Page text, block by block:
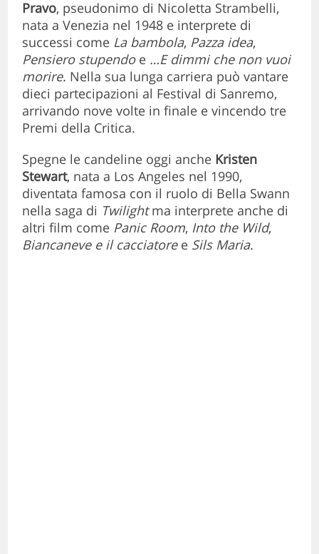
Pravo, pseudonimo di Nicoletta Strambelli,
nata a Venezia nel 1948 e interprete di
successi come La bambola, Pazza idea,
Pensiero stupendoe …E dimmi che non vuoi
morire. Nella sua lunga carriera può vantare
dieci partecipazioni al Festival di Sanremo,
arrivando nove volte in finale e vincendo tre
Premi della Critica.
Spegne le candeline oggi anche Kristen
Stewart, nata a Los Angeles nel 1990,
diventata famosa con il ruolo di Bella Swann
nella saga di Twilightma interprete anche di
altri film come Panic Room, Into the Wild,
Biancaneve e il cacciatore e Sils Maria.